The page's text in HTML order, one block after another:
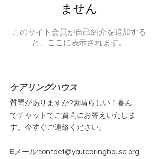
ません
このサイト会員が自己紹介を追加する
と、ここに表示されます。
ケアリングハウス
質問がありますか?素晴らしい！喜ん
でチャットでご質問にお答えいたしま
す。今すぐご連絡ください。
Eメール:contact@yourcaringhouse.org